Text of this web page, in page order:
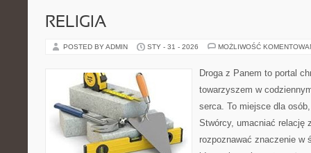
RELIGIA
POSTED BY ADMIN STY - 31 - 2026 MOŻLIWOŚĆ
Droga z Panem to portal
towarzyszem w
serca. To miejsce dla
Stwórcy, umacniać relację
rozpoznawać znaczenie w